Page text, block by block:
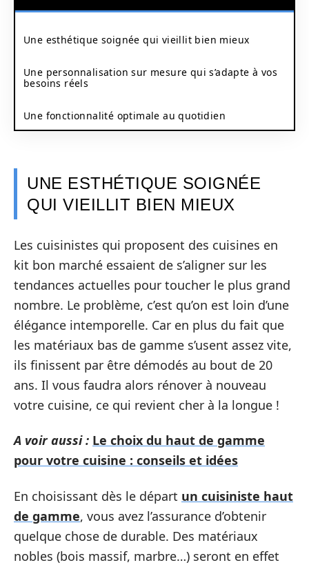
Une esthétique soignée qui vieillit bien mieux
Une personnalisation sur mesure qui s’adapte à vos
besoins réels
Une fonctionnalité optimale au quotidien
UNE ESTHÉTIQUE SOIGNÉE
QUI VIEILLIT BIEN MIEUX
Les cuisinistes qui proposent des cuisines en
kit bon marché essaient de s’aligner sur les
tendances actuelles pour toucher le plus grand
nombre. Le problème, c’est qu’on est loin d’une
élégance intemporelle. Car en plus du fait que
les matériaux bas de gamme s’usent assez vite,
ils finissent par être démodés au bout de 20
ans. Il vous faudra alors rénover à nouveau
votre cuisine, ce qui revient cher à la longue !
A voir aussi : Le choix du haut de gamme
pour votre cuisine : conseils et idées
En choisissant dès le départ un cuisiniste haut
de gamme, vous avez l’assurance d’obtenir
quelque chose de durable. Des matériaux
nobles (bois massif, marbre…) seront en effet